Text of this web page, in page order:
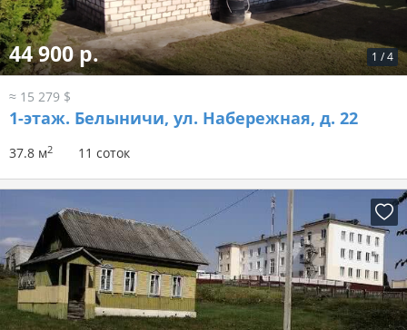
1 /4
44 900 р.
≈ 15 279 $
1-этаж. Белыничи, ул. Набережная, д. 22
37.8 м2 11 соток